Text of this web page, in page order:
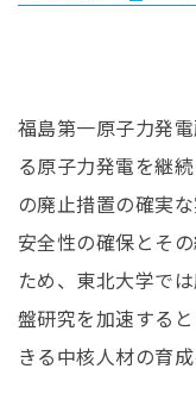
福島第一原子力発
る原子力発電を継
の廃止措置の確実
安全性の確保とそ
ため、東北大学で
盤研究を加速する
きる中核人材の育